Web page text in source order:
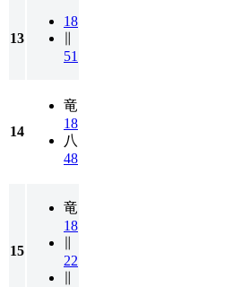
13
18
51
14
竜
18
八
48
15
竜
18
22